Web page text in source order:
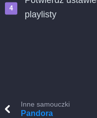
playlisty
Inne samouczki
Pandora